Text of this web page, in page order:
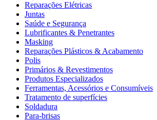
Reparações Elétricas
Juntas
Saúde e Segurança
Lubrificantes & Penetrantes
Masking
Reparações Plásticos & Acabamento
Polis
Primários & Revestimentos
Produtos Especializados
Ferramentas, Acessórios e Consumíveis
Tratamento de superfícies
Soldadura
Para-brisas